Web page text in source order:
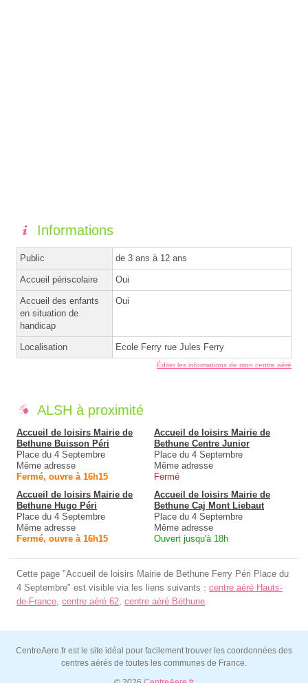
Informations
Public de 3 ans à 12 ans
Accueil périscolaire Oui
Accueil des enfants
en situation de
handicap
Oui
Localisation Ecole Ferry rue Jules Ferry
Éditer les informations de mon centre aéré
ALSH à proximité
Accueil de loisirs Mairie de
Bethune Buisson Péri
Place du 4 Septembre
Même adresse
Fermé, ouvre à 16h15
Accueil de loisirs Mairie de
Bethune Centre Junior
Place du 4 Septembre
Même adresse
Fermé
Accueil de loisirs Mairie de
Bethune Hugo Péri
Place du 4 Septembre
Même adresse
Fermé, ouvre à 16h15
Accueil de loisirs Mairie de
Bethune Caj Mont Liebaut
Place du 4 Septembre
Même adresse
Ouvert jusqu'à 18h
Cette page "Accueil de loisirs Mairie de Bethune Ferry Péri Place du
4 Septembre" est visible via les liens suivants : centre aéré Hauts-
de-France, centre aéré 62, centre aéré Béthune.
CentreAere.fr est le site idéal pour facilement trouver les coordonnées des
centres aérés de toutes les communes de France.